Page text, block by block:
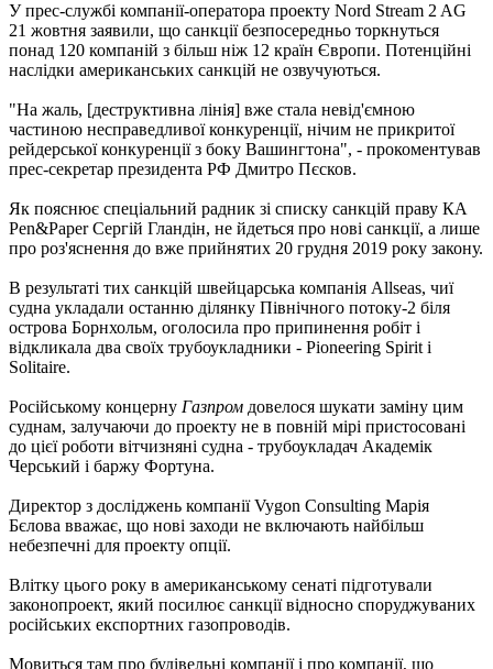
У прес-службі компанії-оператора проекту Nord Stream 2 AG
21 жовтня заявили, що санкції безпосередньо торкнуться
понад 120 компаній з більш ніж 12 країн Європи. Потенційні
наслідки американських санкцій не озвучуються.
"На жаль, [деструктивна лінія] вже стала невід'ємною
частиною несправедливої конкуренції, нічим не прикритої
рейдерської конкуренції з боку Вашингтона", - прокоментував
прес-секретар президента РФ Дмитро Пєсков.
Як пояснює спеціальний радник зі списку санкцій праву КА
Pen&Paper Сергій Гландін, не йдеться про нові санкції, а лише
про роз'яснення до вже прийнятих 20 грудня 2019 року закону.
В результаті тих санкцій швейцарська компанія Allseas, чиї
судна укладали останню ділянку Північного потоку-2 біля
острова Борнхольм, оголосила про припинення робіт і
відкликала два своїх трубоукладники - Pioneering Spirit і
Solitaire.
Російському концерну Газпром довелося шукати заміну цим
суднам, залучаючи до проекту не в повній мірі пристосовані
до цієї роботи вітчизняні судна - трубоукладач Академік
Черський і баржу Фортуна.
Директор з досліджень компанії Vygon Consulting Марія
Бєлова вважає, що нові заходи не включають найбільш
небезпечні для проекту опції.
Влітку цього року в американському сенаті підготували
законопроект, який посилює санкції відносно споруджуваних
російських експортних газопроводів.
Мовиться там про будівельні компанії і про компанії, що